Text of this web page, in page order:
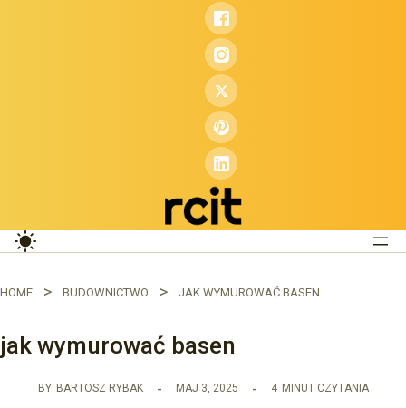
HOME BUDOWNICTWO JAK WYMUROWAĆ BASEN
jak wymurować basen
BY BARTOSZ RYBAK MAJ 3, 2025 4 MINUT CZYTANIA